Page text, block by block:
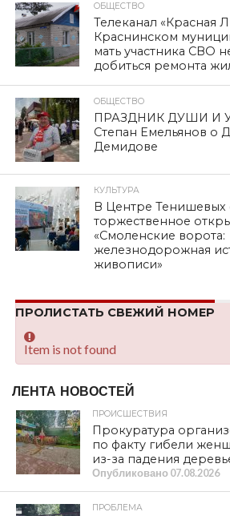
ОБЩЕСТВО
Телеканал «Красная
Краснинском
мать участника СВО
добиться ремонта
ОБЩЕСТВО
ПРАЗДНИК ДУШИ И
Степан Емельянов о
Демидове
КУЛЬТУРА
В Центре Тенишевых
торжественное
«Смоленские ворота:
железнодорожная
живописи»
ПРОЛИСТАТЬ СВЕЖИЙ НОМЕР
Item is not found
ЛЕНТА НОВОСТЕЙ
ПРОИСШЕСТВИЯ
Прокуратура
по факту гибели
из-за падения
Опубликовано 07.08.2026
ПРОБЛЕМА